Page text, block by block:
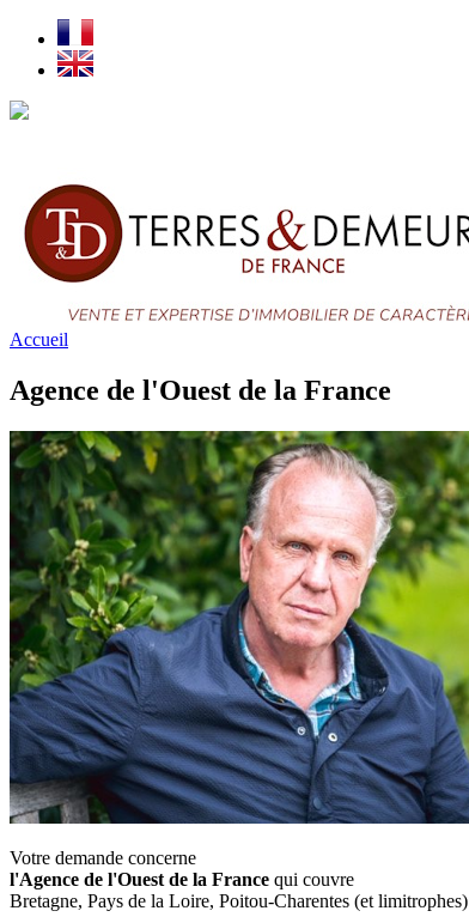
Accueil
Agence de l'Ouest de la France
Votre demande concerne
l'Agence de l'Ouest de la France qui couvre
Bretagne, Pays de la Loire, Poitou-Charentes (et limitrophes)